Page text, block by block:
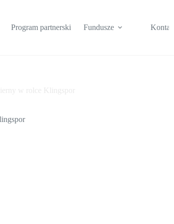
Program partnerski Fundusze Kontakt